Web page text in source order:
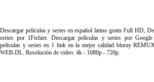
Descargar películas y series en español latino gratis Full HD,
series por 1Fichier. Descargar películas y series por
películas y series en 1 link en la mejor calidad bluray
WEB-DL. Resolución de video: 4k - 1080p - 720p.